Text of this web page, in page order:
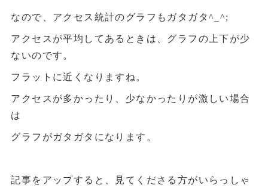
なので、アクセス統計のグラフもガタガタ^_^;
アクセスが平均してあるときは、グラフの上下が少
ないのです。
フラットに近くなりますね。
アクセスが多かったり、少なかったりが激しい場合
は
グラフがガタガタになります。
記事をアップすると、見てくださる方がいらっしゃ